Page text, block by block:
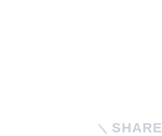
SHARE